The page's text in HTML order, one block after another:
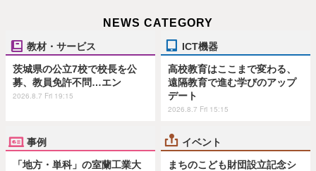
NEWS CATEGORY
教材・サービス
茨城県の公立7校で校長を公
募、教員免許不問…エン
2026.8.7 Fri 19:15
ICT機器
高校教育はここまで変わる、
遠隔教育で進む学びのアップ
デート
2026.8.7 Fri 15:15
事例
「地方・単科」の室蘭工業大
イベント
まちのこども財団設立記念シ